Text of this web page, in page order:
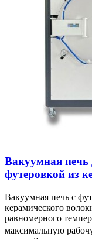
Вакуумная печь
футеровкой из
Вакуумная печь с
керамического
равномерного
максимальную